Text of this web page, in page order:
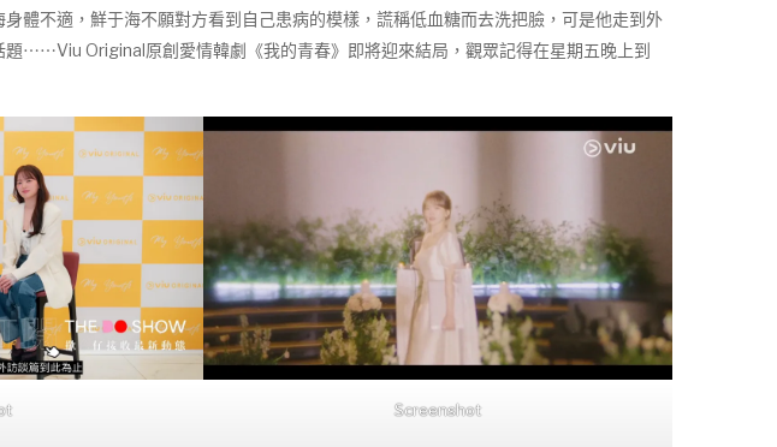
體不適，鮮于海不願對方看到自己患病的模樣，謊稱低血糖而去洗把臉，可是他走到外
⋯⋯Viu Original原創愛情韓劇《我的青春》即將迎來結局，觀眾記得在星期五晚上到
Screenshot